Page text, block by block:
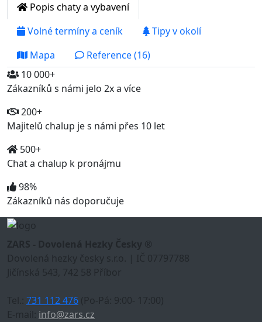
Popis chaty a vybavení
Volné termíny a ceník
Tipy v okolí
Mapa
Reference (16)
10 000+
Zákazníků s námi jelo 2x a více
200+
Majitelů chalup je s námi přes 10 let
500+
Chat a chalup k pronájmu
98%
Zákazníků nás doporučuje
ZARS - Dovolená Hezky Česky ®
Dovolená hezky česky s.r.o. | IČ 07797788
Jičínská 543, 742 58 Příbor
Tel.: 731 112 476 (Po-Pá: 9:00- 17:00)
E-mail: info@zars.cz